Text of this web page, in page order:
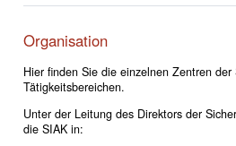
Organisation
Hier finden Sie die einzelnen Zentren der
Tätigkeitsbereichen.
Unter der Leitung des Direktors der
die SIAK in: